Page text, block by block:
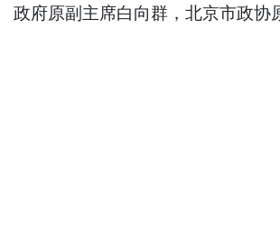
政府原副主席白向群，北京市政协